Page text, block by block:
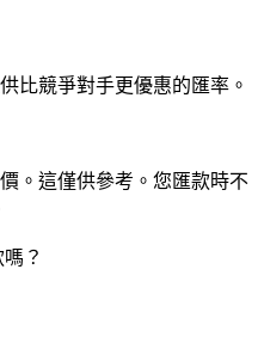
比競爭對手更優惠的匯率。
。這僅供參考。您匯款時不
？